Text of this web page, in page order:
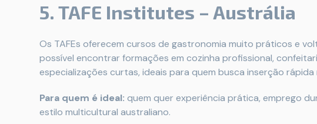
5. TAFE Institutes – Austrália
Os TAFEs oferecem cursos de gastronomia muito práticos e
possível encontrar formações em cozinha profissional,
especializações curtas, ideais para quem busca inserção rápida
Para quem é ideal: quem quer experiência prática, emprego
estilo multicultural australiano.